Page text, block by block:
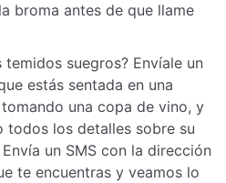
broma antes de que llame
suegros? Envíale un
estás sentada en una
una copa de vino, y
todos los detalles sobre su
un SMS con la dirección
te encuentras y veamos lo